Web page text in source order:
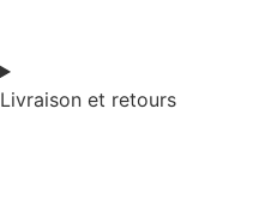
Livraison et retours